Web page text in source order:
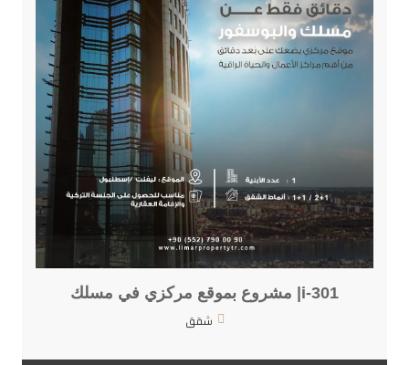
i-301| مشروع بموقع مركزي في مسلك
شقق